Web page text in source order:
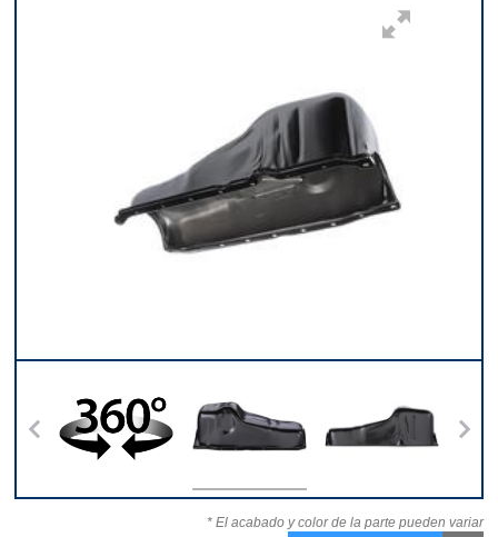
Parte superior Parte trasera
* El acabado y color de la parte pueden variar